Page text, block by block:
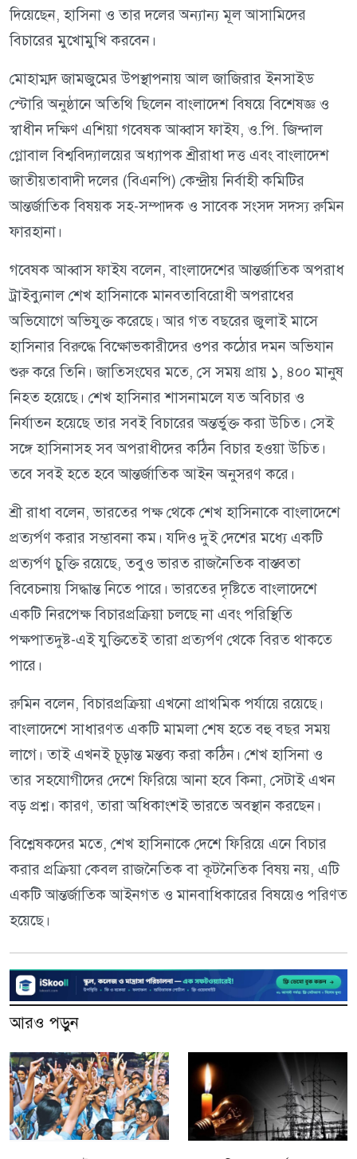
দিয়েছেন, হাসিনা ও তার দলের অন্যান্য মূল আসামিদের
বিচারের মুখোমুখি করবেন।
মোহাম্মদ জামজুমের উপস্থাপনায় আল জাজিরার ইনসাইড
স্টোরি অনুষ্ঠানে অতিথি ছিলেন বাংলাদেশ বিষয়ে বিশেষজ্ঞ ও
স্বাধীন দক্ষিণ এশিয়া গবেষক আব্বাস ফাইয, ও.পি. জিন্দাল
গ্লোবাল বিশ্ববিদ্যালয়ের অধ্যাপক শ্রীরাধা দত্ত এবং বাংলাদেশ
জাতীয়তাবাদী দলের (বিএনপি) কেন্দ্রীয় নির্বাহী কমিটির
আন্তর্জাতিক বিষয়ক সহ-সম্পাদক ও সাবেক সংসদ সদস্য রুমিন
ফারহানা।
গবেষক আব্বাস ফাইয বলেন, বাংলাদেশের আন্তর্জাতিক অপরাধ
ট্রাইব্যুনাল শেখ হাসিনাকে মানবতাবিরোধী অপরাধের
অভিযোগে অভিযুক্ত করেছে। আর গত বছরের জুলাই মাসে
হাসিনার বিরুদ্ধে বিক্ষোভকারীদের ওপর কঠোর দমন অভিযান
শুরু করে তিনি। জাতিসংঘের মতে, সে সময় প্রায় ১, ৪০০ মানুষ
নিহত হয়েছে। শেখ হাসিনার শাসনামলে যত অবিচার ও
নির্যাতন হয়েছে তার সবই বিচারের অন্তর্ভুক্ত করা উচিত। সেই
সঙ্গে হাসিনাসহ সব অপরাধীদের কঠিন বিচার হওয়া উচিত।
তবে সবই হতে হবে আন্তর্জাতিক আইন অনুসরণ করে।
শ্রী রাধা বলেন, ভারতের পক্ষ থেকে শেখ হাসিনাকে বাংলাদেশে
প্রত্যর্পণ করার সম্ভাবনা কম। যদিও দুই দেশের মধ্যে একটি
প্রত্যর্পণ চুক্তি রয়েছে, তবুও ভারত রাজনৈতিক বাস্তবতা
বিবেচনায় সিদ্ধান্ত নিতে পারে। ভারতের দৃষ্টিতে বাংলাদেশে
একটি নিরপেক্ষ বিচারপ্রক্রিয়া চলছে না এবং পরিস্থিতি
পক্ষপাতদুষ্ট-এই যুক্তিতেই তারা প্রত্যর্পণ থেকে বিরত থাকতে
পারে।
রুমিন বলেন, বিচারপ্রক্রিয়া এখনো প্রাথমিক পর্যায়ে রয়েছে।
বাংলাদেশে সাধারণত একটি মামলা শেষ হতে বহু বছর সময়
লাগে। তাই এখনই চূড়ান্ত মন্তব্য করা কঠিন। শেখ হাসিনা ও
তার সহযোগীদের দেশে ফিরিয়ে আনা হবে কিনা, সেটাই এখন
বড় প্রশ্ন। কারণ, তারা অধিকাংশই ভারতে অবস্থান করছেন।
বিশ্লেষকদের মতে, শেখ হাসিনাকে দেশে ফিরিয়ে এনে বিচার
করার প্রক্রিয়া কেবল রাজনৈতিক বা কূটনৈতিক বিষয় নয়, এটি
একটি আন্তর্জাতিক আইনগত ও মানবাধিকারের বিষয়েও পরিণত
হয়েছে।
আরও পড়ুন